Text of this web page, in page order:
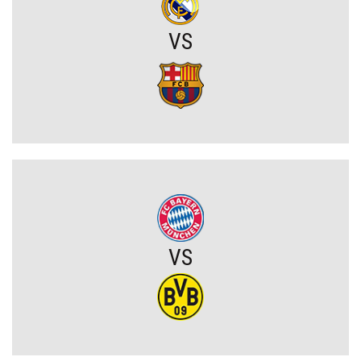
Lech Poznań z wygraną w eliminacjach Ligi Europy! Frederiksen
Wojna o władzę w FIFA. Infantino znalazł potężnego sojusznika
Chelsea dopina transfer lewego obrońcy za 21 milionów euro
Rodri wybrał FC Barcelonę?! Hiszpan odrzuca Real Madryt i chce
VS
VS